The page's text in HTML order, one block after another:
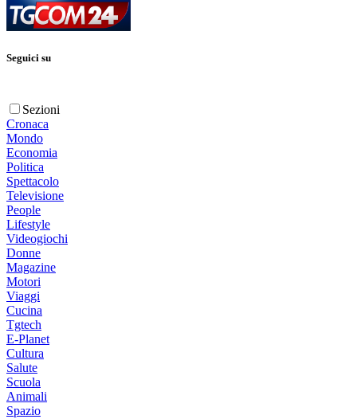
Seguici su
Sezioni
Cronaca
Mondo
Economia
Politica
Spettacolo
Televisione
People
Lifestyle
Videogiochi
Donne
Magazine
Motori
Viaggi
Cucina
Tgtech
E-Planet
Cultura
Salute
Scuola
Animali
Spazio